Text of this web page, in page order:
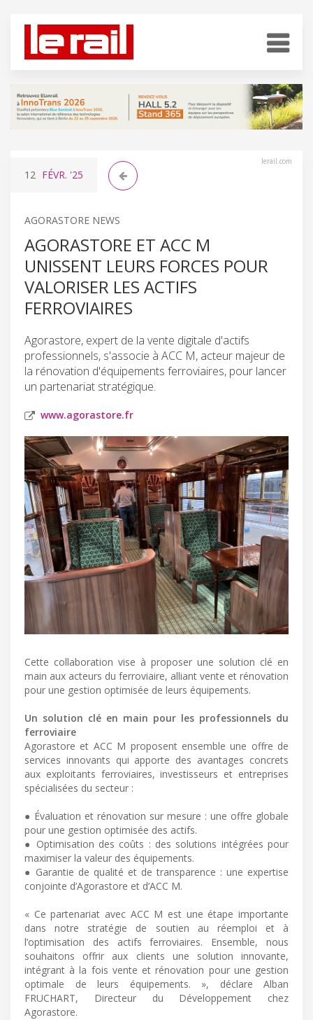
lerail.com
12 FÉVR. '25
AGORASTORE NEWS
AGORASTORE ET ACC M
UNISSENT LEURS FORCES POUR
VALORISER LES ACTIFS
FERROVIAIRES
Agorastore, expert de la vente digitale d'actifs
professionnels, s'associe à ACC M, acteur majeur de
la rénovation d'équipements ferroviaires, pour lancer
un partenariat stratégique.
www.agorastore.fr
Cette collaboration vise à proposer une solution clé en
main aux acteurs du ferroviaire, alliant vente et rénovation
pour une gestion optimisée de leurs équipements.
Un solution clé en main pour les professionnels du
ferroviaire
Agorastore et ACC M proposent ensemble une offre de
services innovants qui apporte des avantages concrets
aux exploitants ferroviaires, investisseurs et entreprises
spécialisées du secteur :
● Évaluation et rénovation sur mesure : une offre globale
pour une gestion optimisée des actifs.
● Optimisation des coûts : des solutions intégrées pour
maximiser la valeur des équipements.
● Garantie de qualité et de transparence : une expertise
conjointe d’Agorastore et d’ACC M.
« Ce partenariat avec ACC M est une étape importante
dans notre stratégie de soutien au réemploi et à
l’optimisation des actifs ferroviaires. Ensemble, nous
souhaitons offrir aux clients une solution innovante,
intégrant à la fois vente et rénovation pour une gestion
optimale de leurs équipements. », déclare Alban
FRUCHART, Directeur du Développement chez
Agorastore.